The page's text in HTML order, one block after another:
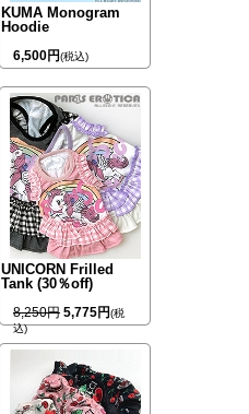
KUMA Monogram
Hoodie
6,500円(税込)
UNICORN Frilled
Tank (30％off)
8,250円 5,775円(税
込)